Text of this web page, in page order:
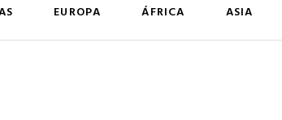
EUROPA ÁFRICA ASIA